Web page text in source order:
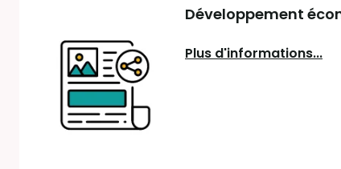
Développement
Plus d'informations...